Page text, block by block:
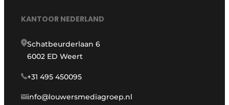
KANTOOR NEDERLAND
Schatbeurderlaan 6
6002 ED Weert
+31 495 450095
info@louwersmediagroep.nl